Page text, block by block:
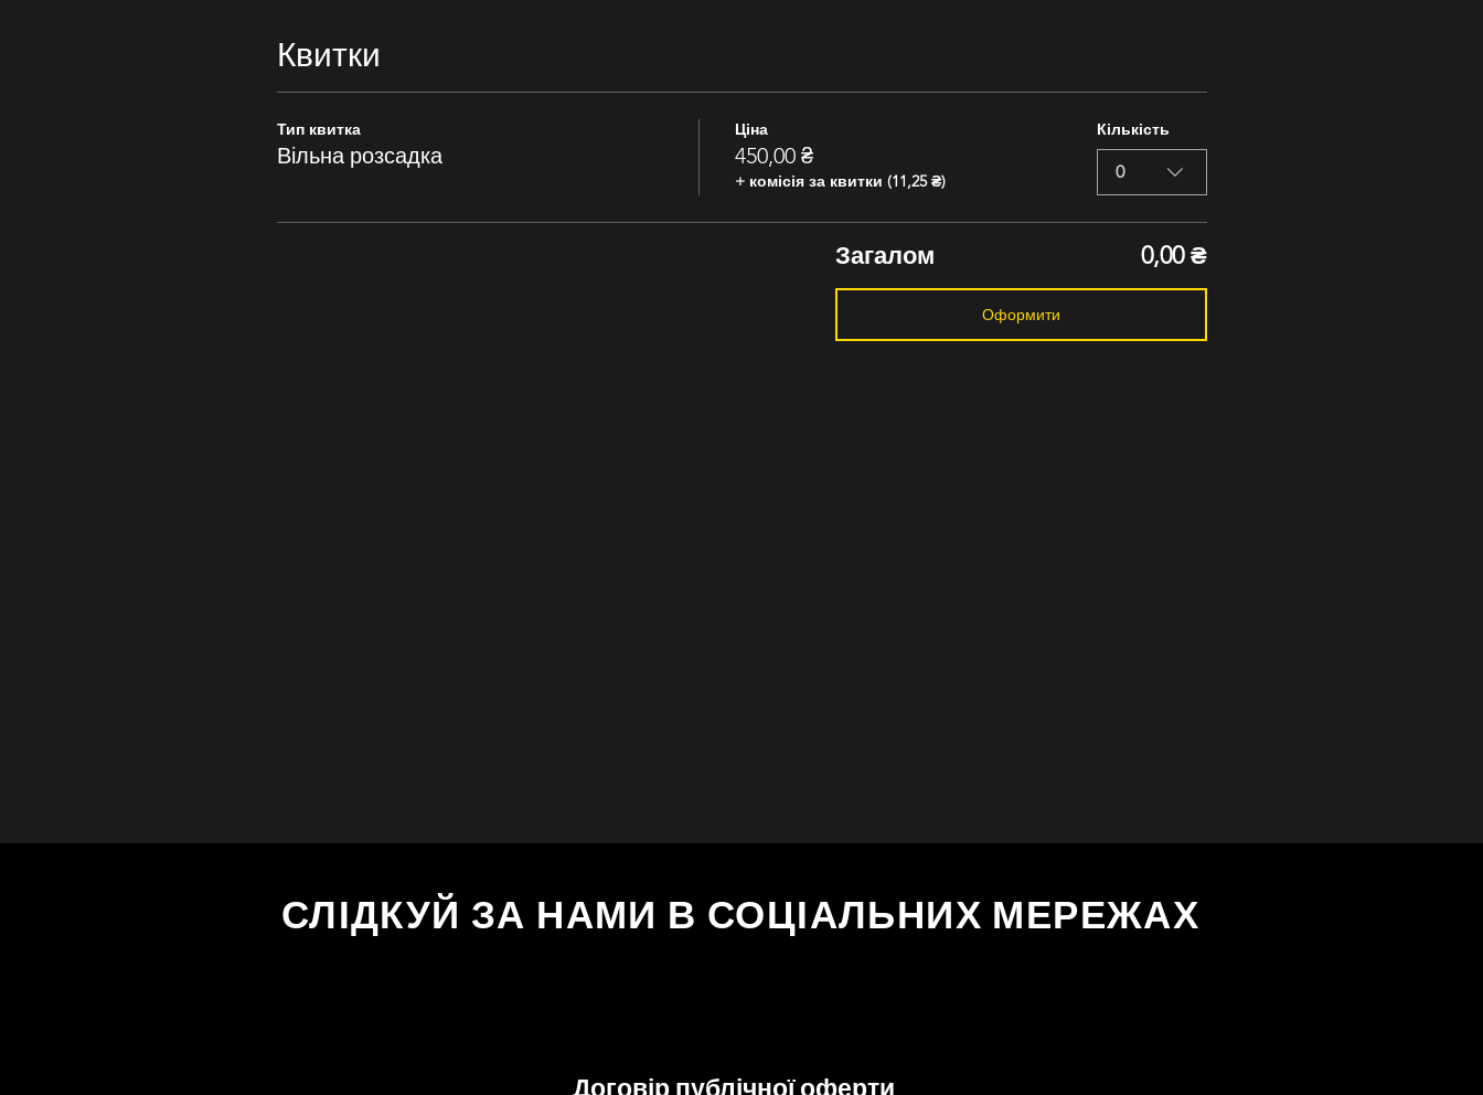
Квитки
Тип квитка
Вільна розсадка
Ціна
450,00 ₴
+ комісія за квитки (11,25 ₴)
Кількість
0
Загалом 0,00 ₴
Оформити
СЛІДКУЙ ЗА НАМИ В СОЦІАЛЬНИХ МЕРЕЖАХ
Договір публічної оферти